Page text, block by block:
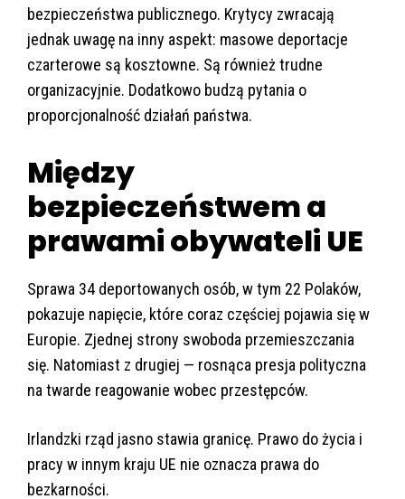
bezpieczeństwa publicznego. Krytycy zwracają
jednak uwagę na inny aspekt: masowe deportacje
czarterowe są kosztowne. Są również trudne
organizacyjnie. Dodatkowo budzą pytania o
proporcjonalność działań państwa.
Między
bezpieczeństwem a
prawami obywateli UE
Sprawa 34 deportowanych osób, w tym 22 Polaków,
pokazuje napięcie, które coraz częściej pojawia się w
Europie. Zjednej strony swoboda przemieszczania
się. Natomiast z drugiej — rosnąca presja polityczna
na twarde reagowanie wobec przestępców.
Irlandzki rząd jasno stawia granicę. Prawo do życia i
pracy w innym kraju UE nie oznacza prawa do
bezkarności.